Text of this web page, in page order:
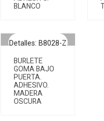
BLANCO
Detalles: B8028-Z
BURLETE
GOMA BAJO
PUERTA.
ADHESIVO.
MADERA
OSCURA